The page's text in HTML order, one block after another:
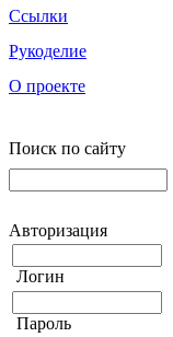
Ссылки
Рукоделие
О проекте
Поиск по сайту
Авторизация
Логин
Пароль